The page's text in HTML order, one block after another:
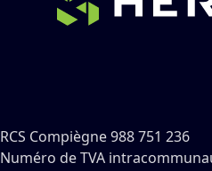
RCS Compiègne 988 751 236
Numéro de TVA